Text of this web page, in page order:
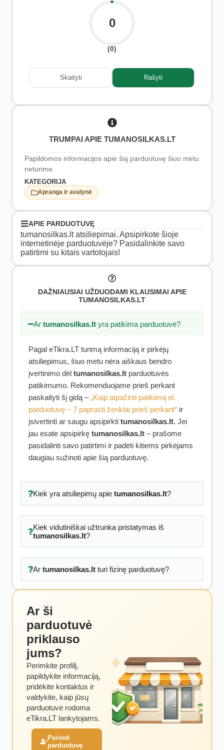
0
(0)
Skaityti Rašyti
TRUMPAI APIE TUMANOSILKAS.LT
Papildomos informacijos apie šią parduotuvę šiuo metu
neturime.
KATEGORIJA
Apranga ir avalynė
APIE PARDUOTUVĘ
tumanosilkas.lt atsiliepimai. Apsipirkote šioje
internetinėje parduotuvėje? Pasidalinkite savo
patirtimi su kitais vartotojais!
DAŽNIAUSIAI UŽDUODAMI KLAUSIMAI APIE
TUMANOSILKAS.LT
Artumanosilkas.lt yra patikima parduotuvė?
Pagal eTikra.LT turimą informaciją ir pirkėjų
atsiliepimus, šiuo metu nėra aiškaus bendro
įvertinimo dėl tumanosilkas.lt parduotuvės
patikimumo. Rekomenduojame prieš perkant
paskaityti šį gidą –„Kaip atpažinti patikimą el.
parduotuvę – 7 paprasti ženklai prieš perkant“ ir
įsivertinti ar saugu apsipirkti tumanosilkas.lt. Jei
jau esate apsipirkę tumanosilkas.lt – prašome
pasidalinti savo patirtimi ir padėti kitiems pirkėjams
daugiau sužinoti apie šią parduotuvę.
Kiek yra atsiliepimų apie tumanosilkas.lt?
Kiek vidutiniškai užtrunka pristatymas iš
tumanosilkas.lt?
Ar tumanosilkas.ltturi fizinę parduotuvę?
Ar ši
parduotuvė
priklauso
jums?
Perimkite profilį,
papildykite informaciją,
pridėkite kontaktus ir
valdykite, kaip jūsų
parduotuvė rodoma
eTikra.LT lankytojams.
Perimti
parduotuvę